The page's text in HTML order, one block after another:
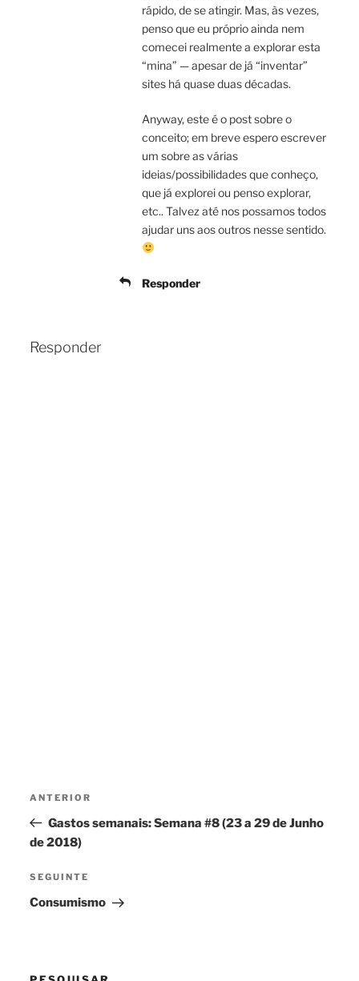
rápido, de se atingir. Mas, às vezes,
penso que eu próprio ainda nem
comecei realmente a explorar esta
“mina” — apesar de já “inventar”
sites há quase duas décadas.
Anyway, este é o post sobre o
conceito; em breve espero escrever
um sobre as várias
ideias/possibilidades que conheço,
que já explorei ou penso explorar,
etc.. Talvez até nos possamos todos
ajudar uns aos outros nesse sentido.
Responder
Responder
artigos
Conteúdo
anterior
ANTERIOR
Gastos semanais: Semana #8 (23 a 29 de Junho
de 2018)
Conteúdo
seguinte
SEGUINTE
Consumismo